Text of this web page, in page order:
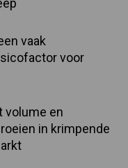
vaak
voor
volume en
in krimpende